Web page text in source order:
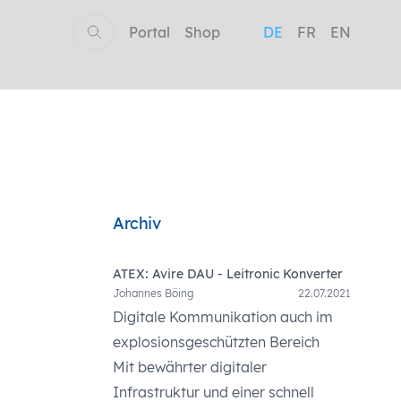
Portal Shop DE FR EN
Archiv
ATEX: Avire DAU - Leitronic Konverter
Johannes Böing 22.07.2021
Digitale Kommunikation auch im
explosionsgeschützten Bereich
Mit bewährter digitaler
Infrastruktur und einer schnell